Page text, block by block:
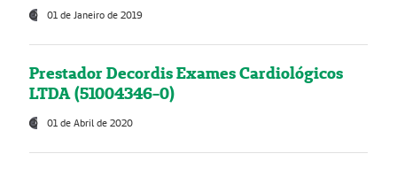
01 de Janeiro de 2019
Prestador Decordis Exames Cardiológicos
LTDA (51004346-0)
01 de Abril de 2020